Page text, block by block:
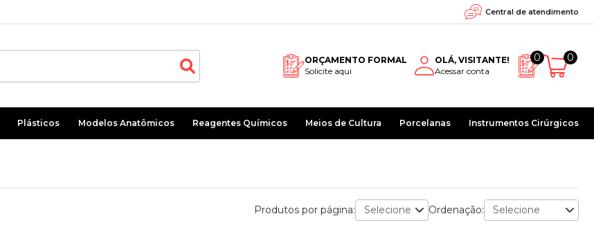
Central de atendimento
ORÇAMENTO FORMAL
Solicite aqui
OLÁ, VISITANTE!
Acessar conta
0 0
Plásticos Modelos Anatômicos Reagentes Químicos Meios de Cultura Porcelanas Instrumentos Cirúrgicos
Produtos por página: Ordenação: